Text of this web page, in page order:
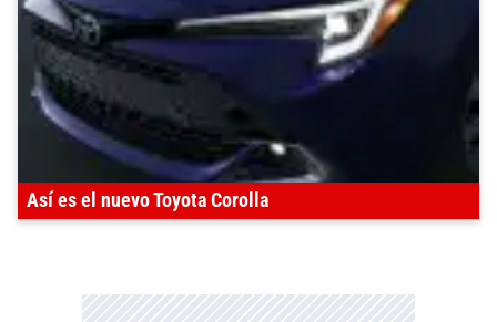
Así es el nuevo Toyota Corolla